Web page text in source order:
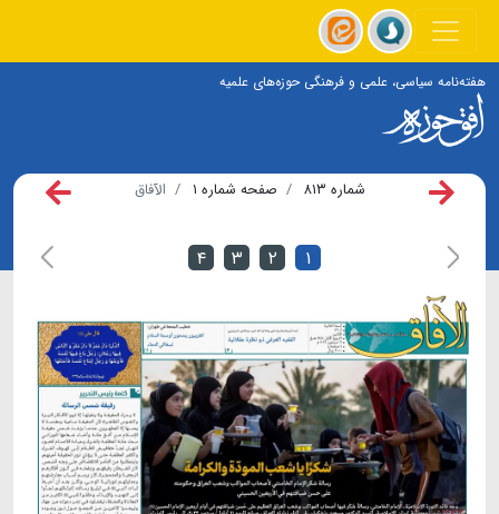
هفته‌نامه سیاسی، علمی و فرهنگی حوزه‌های علمیه
شماره ۸۱۳ صفحه شماره ۱ الآفاق
۱ ۲ ۳ ۴